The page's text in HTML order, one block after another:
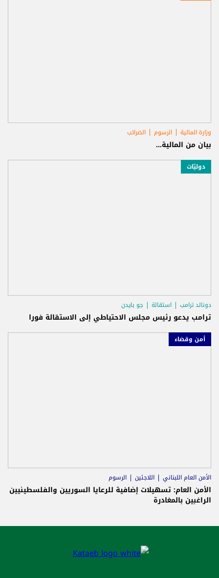
وزارة المالية الرسوم الضرائب
بيان من المالية...
دوليّات
دونالد ترامب استقالة جو بايدن
ترامب يدعو رئيس مجلس الاحتياطي إلى الاستقالة فورا
أمن وقضاء
الأمن العام اللبناني اللاجئين الرسوم
الأمن العام: تسهيلات إضافية للرعايا السوريين والفلسطينيين
الراغبين بالمغادرة